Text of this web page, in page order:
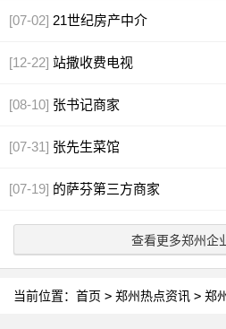
[07-02] 21世纪房产中介
[12-22] 站撒收费电视
[08-10] 张书记商家
[07-31] 张先生菜馆
[07-19] 的萨芬第三方商家
查看更多郑州企
当前位置： 首页 > 郑州热点资讯 > 郑